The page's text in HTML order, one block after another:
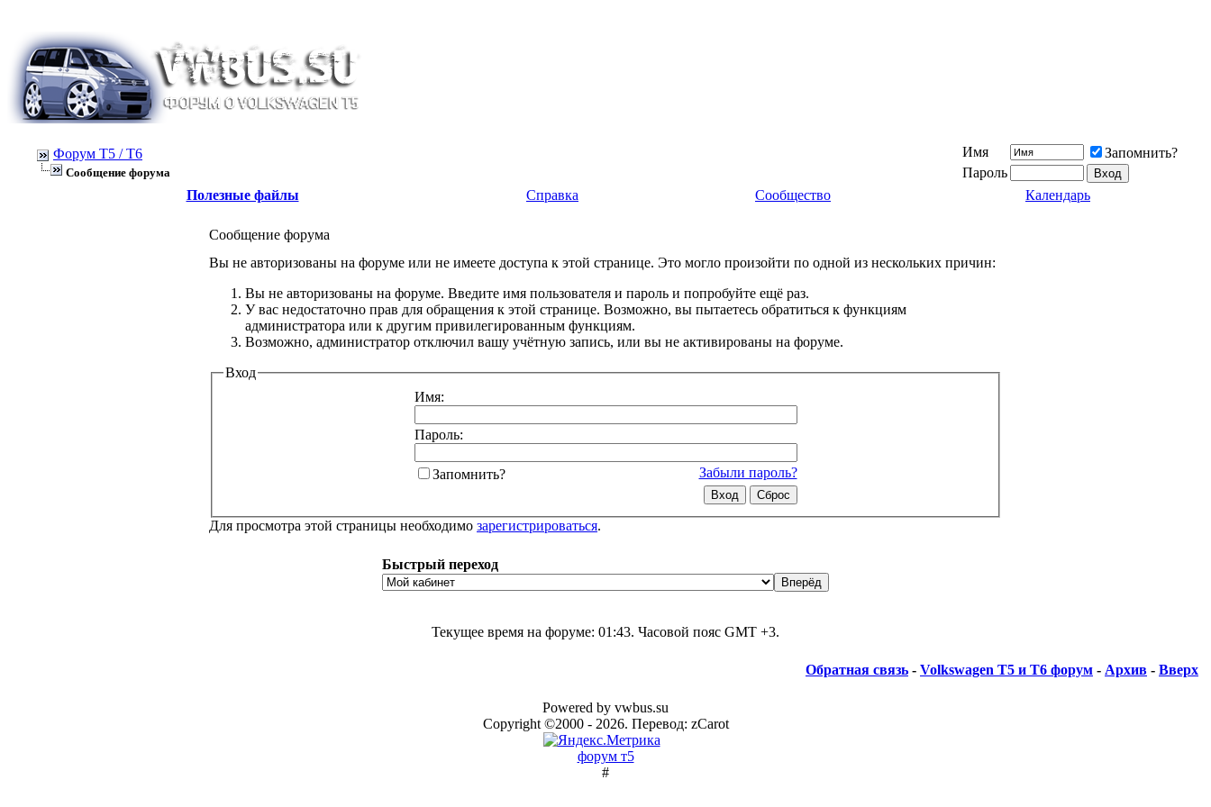
Форум Т5 / T6
Сообщение форума
Имя
Запомнить?
Пароль
Полезные файлы
Справка Сообщество Календарь
Сообщение форума
Вы не авторизованы на форуме или не имеете доступа к этой странице. Это могло произойти по одной из нескольких причин:
Вы не авторизованы на форуме. Введите имя пользователя и пароль и попробуйте ещё раз.
У вас недостаточно прав для обращения к этой странице. Возможно, вы пытаетесь обратиться к функциям
администратора или к другим привилегированным функциям.
Возможно, администратор отключил вашу учётную запись, или вы не активированы на форуме.
Вход
Имя:
Пароль:
Забыли пароль?
Запомнить?
Для просмотра этой страницы необходимо зарегистрироваться.
Быстрый переход
Текущее время на форуме: 01:43. Часовой пояс GMT +3.
Обратная связь - Volkswagen T5 и Т6 форум - Архив - Вверх
Powered by vwbus.su
Copyright ©2000 - 2026. Перевод: zCarot
форум т5
#